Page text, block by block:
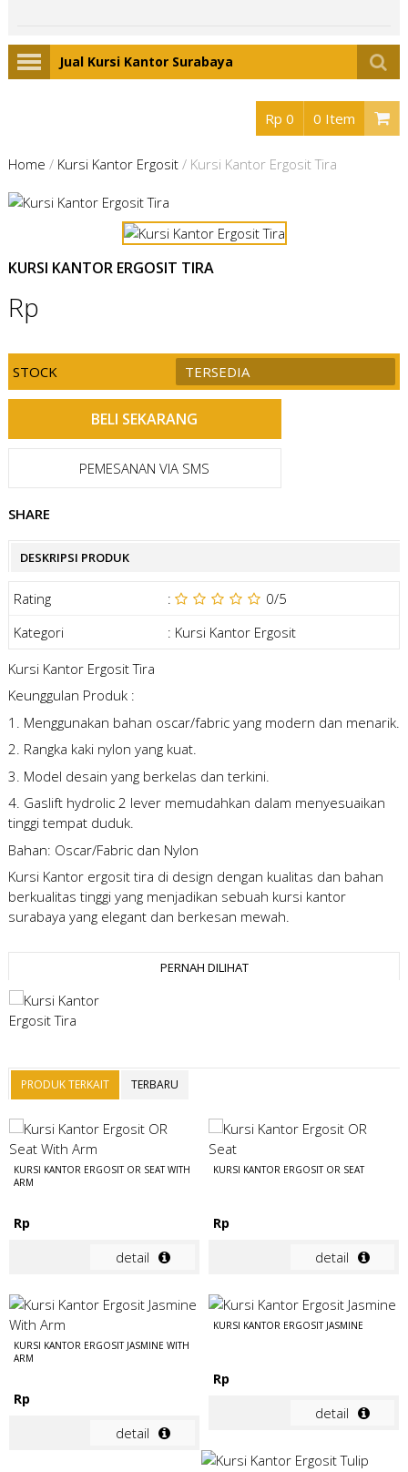
Jual Kursi Kantor Surabaya
Rp 0 0 Item
Home / Kursi Kantor Ergosit/ Kursi Kantor Ergosit Tira
KURSI KANTOR ERGOSIT TIRA
Rp
STOCK TERSEDIA
PEMESANAN VIA SMS
SHARE
DESKRIPSI PRODUK
Rating : 0/5
Kategori
: Kursi Kantor Ergosit
Kursi Kantor Ergosit Tira
Keunggulan Produk :
1. Menggunakan bahan oscar/fabric yang modern dan menarik.
2. Rangka kaki nylon yang kuat.
3. Model desain yang berkelas dan terkini.
4. Gaslift hydrolic 2 lever memudahkan dalam menyesuaikan
tinggi tempat duduk.
Bahan: Oscar/Fabric dan Nylon
Kursi Kantor ergosit tira di design dengan kualitas dan bahan
berkualitas tinggi yang menjadikan sebuah kursi kantor
surabaya yang elegant dan berkesan mewah.
PERNAH DILIHAT
PRODUK TERKAIT TERBARU
KURSI KANTOR ERGOSIT OR SEAT WITH
ARM
Rp
detail
KURSI KANTOR ERGOSIT OR SEAT
Rp
detail
KURSI KANTOR ERGOSIT JASMINE WITH
ARM
Rp
detail
KURSI KANTOR ERGOSIT JASMINE
Rp
detail